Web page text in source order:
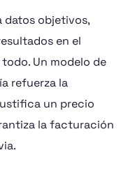
datos objetivos,
en el
Un modelo de
refuerza la
un precio
la facturación